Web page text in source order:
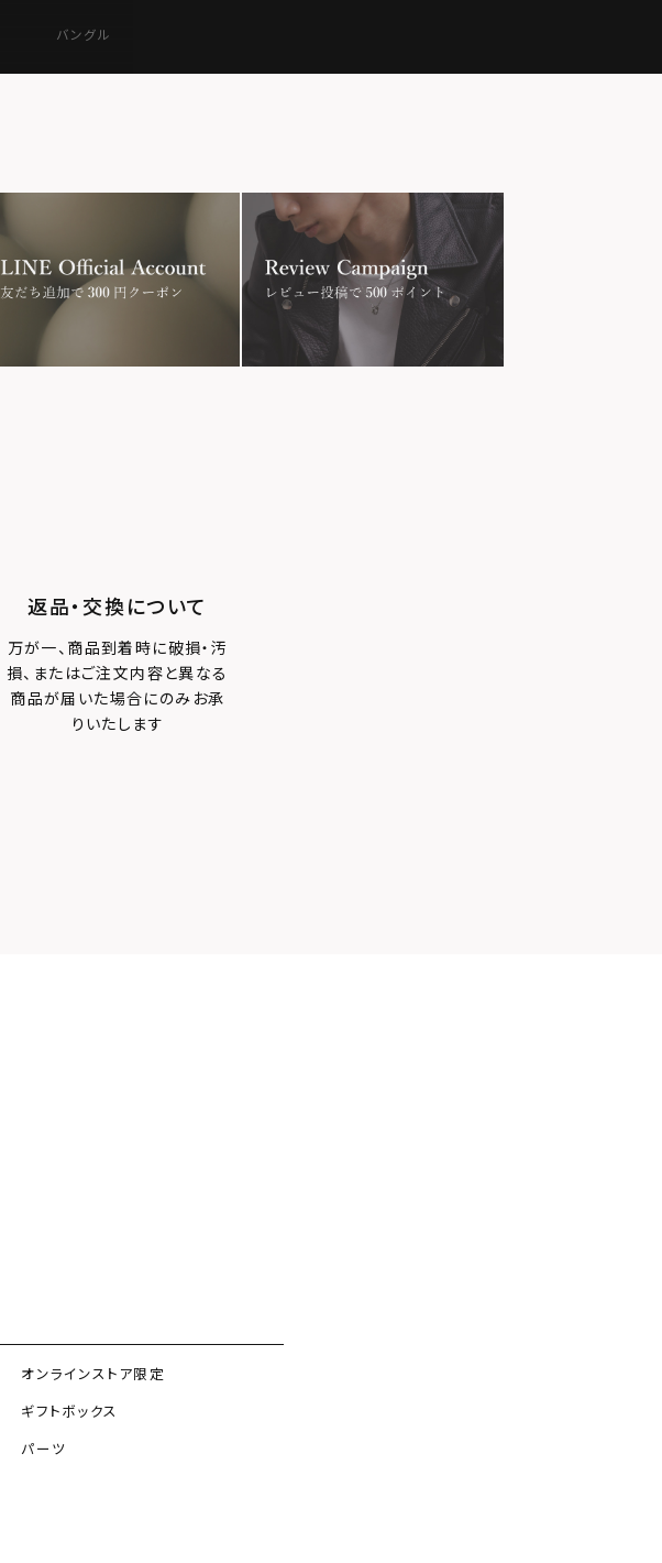
バングル
ロゴ
返品・交換について
万が一、商品到着時に破損・汚
損、またはご注文内容と異なる
商品が届いた場合にのみお承
りいたします
オンラインストア限定
ギフトボックス
パーツ